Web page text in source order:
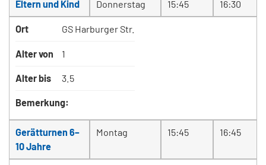
Eltern und Kind Donnerstag 15:45 16:30
Ort GS Harburger Str.
Alter von 1
Alter bis 3.5
Bemerkung:
Gerätturnen 6–
10 Jahre
Montag 15:45 16:45